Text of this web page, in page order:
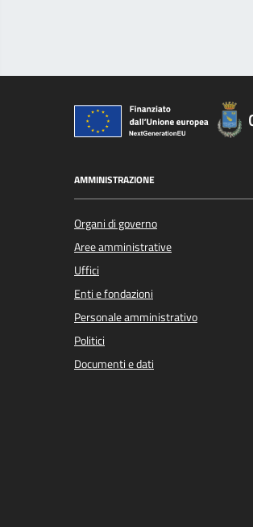
AMMINISTRAZIONE
Organi di governo
Aree amministrative
Uffici
Enti e fondazioni
Personale amministrativo
Politici
Documenti e dati